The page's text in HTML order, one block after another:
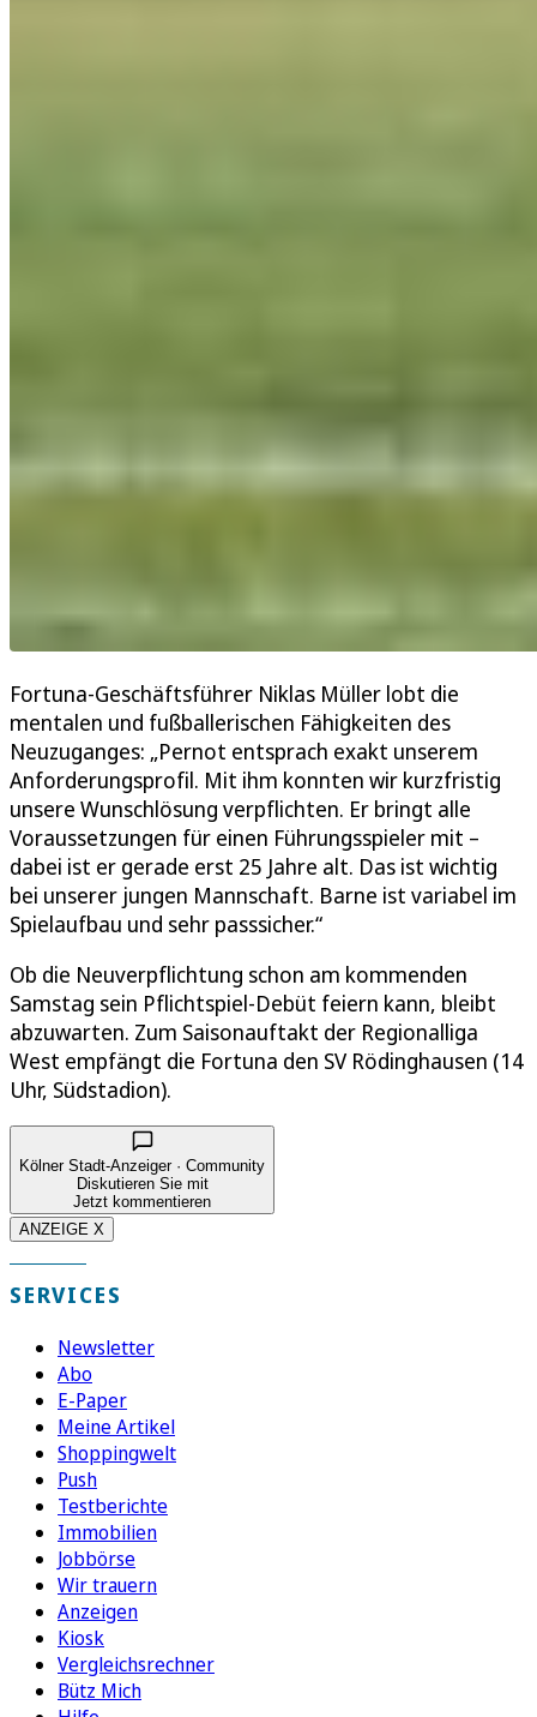
Fortuna-Geschäftsführer Niklas Müller lobt die
mentalen und fußballerischen Fähigkeiten des
Neuzuganges: „Pernot entsprach exakt unserem
Anforderungsprofil. Mit ihm konnten wir kurzfristig
unsere Wunschlösung verpflichten. Er bringt alle
Voraussetzungen für einen Führungsspieler mit –
dabei ist er gerade erst 25 Jahre alt. Das ist wichtig
bei unserer jungen Mannschaft. Barne ist variabel im
Spielaufbau und sehr passsicher.“
Ob die Neuverpflichtung schon am kommenden
Samstag sein Pflichtspiel-Debüt feiern kann, bleibt
abzuwarten. Zum Saisonauftakt der Regionalliga
West empfängt die Fortuna den SV Rödinghausen (14
Uhr, Südstadion).
Kölner Stadt-Anzeiger · Community
Diskutieren Sie mit
Jetzt kommentieren
ANZEIGE X
SERVICES
Newsletter
Abo
E-Paper
Meine Artikel
Shoppingwelt
Push
Testberichte
Immobilien
Jobbörse
Wir trauern
Anzeigen
Kiosk
Vergleichsrechner
Bütz Mich